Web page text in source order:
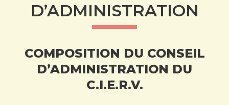
D’ADMINISTRATION
COMPOSITION DU CONSEIL
D’ADMINISTRATION DU
C.I.E.R.V.